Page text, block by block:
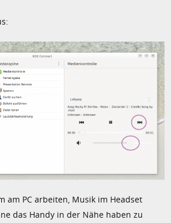
am PC arbeiten, Musik im Headset
das Handy in der Nähe haben zu